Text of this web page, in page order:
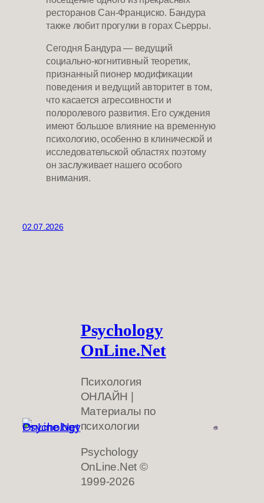
ресторанов Сан-Франциско. Бандура
также любит прогулки в горах Сьерры.
Сегодня Бандура — ведущий
социально-когнитивный теоретик,
признанный пионер модификации
поведения и ведущий авторитет в том,
что касается агрессивности и
полоролевого развития. Его суждения
имеют большое влияние на временную
психологию, особенно в клинической и
исследовательской областях поэтому
он заслуживает нашего особого
внимания.
02.07.2026
Psychology
OnLine.Net
Психология
ОНЛАЙН |
Материалы по
психологии
Psychology
OnLine.Net ©
1999-2026